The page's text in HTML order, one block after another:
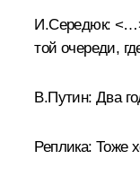
И.Середюк:
той очереди,
В.Путин: Два
Реплика: Тоже